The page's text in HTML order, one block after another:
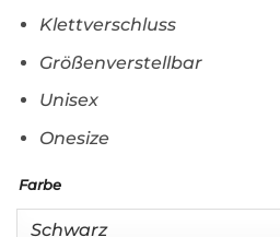
Klettverschluss
Größenverstellbar
Unisex
Onesize
Farbe